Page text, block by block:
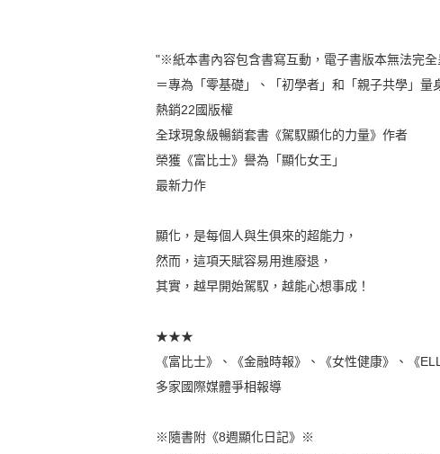
"※紙本書內容包含書寫互動，電子書版本無法完
＝專為「零基礎」、「初學者」和「親子共學」量
熱銷22國版權
全球現象級暢銷套書《駕馭顯化的力量》作者
榮獲《富比士》譽為「顯化女王」
最新力作
顯化，是每個人與生俱來的超能力，
然而，這項天賦容易用進廢退，
其實，越早開始駕馭，越能心想事成！
★★★
《富比士》、《金融時報》、《女性健康》、《
多家國際媒體爭相報導
※隨書附《8週顯化日記》※